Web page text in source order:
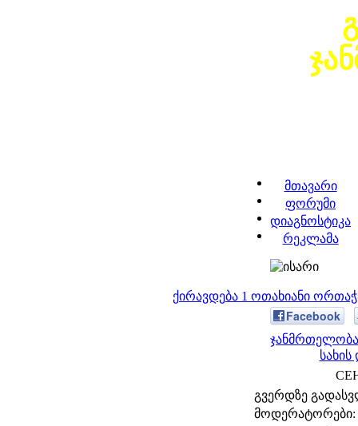
მთავარი
ფორუმი
დიაგნოსტიკა
რეკლამა
ქირავდება 1 ოთახიანი
Facebook
სახის
გვერდზე
მოდერატორები: